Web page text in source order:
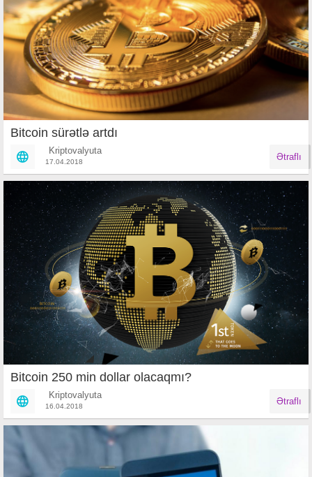
Bitcoin sürətlə artdı
Kriptovalyuta
17.04.2018 Ətraflı
Bitcoin 250 min dollar olacaqmı?
Kriptovalyuta
16.04.2018 Ətraflı